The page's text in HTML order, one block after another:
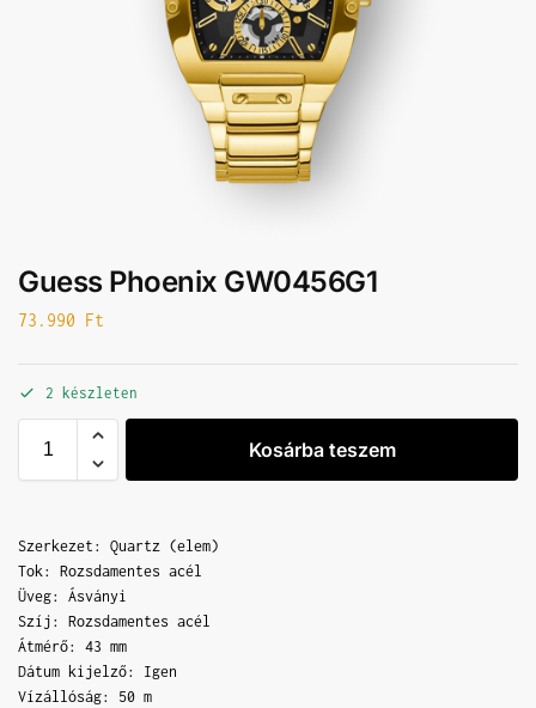
Guess Phoenix GW0456G1
73.990 Ft
2 készleten
Kosárba teszem
Szerkezet: Quartz (elem)
Tok: Rozsdamentes acél
Üveg: Ásványi
Szíj: Rozsdamentes acél
Átmérő: 43 mm
Dátum kijelző: Igen
Vízállóság: 50 m